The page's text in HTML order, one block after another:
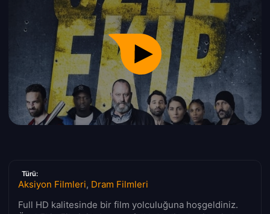
Türü:
Aksiyon Filmleri, Dram Filmleri
Full HD kalitesinde bir film yolculuğuna hoşgeldiniz.